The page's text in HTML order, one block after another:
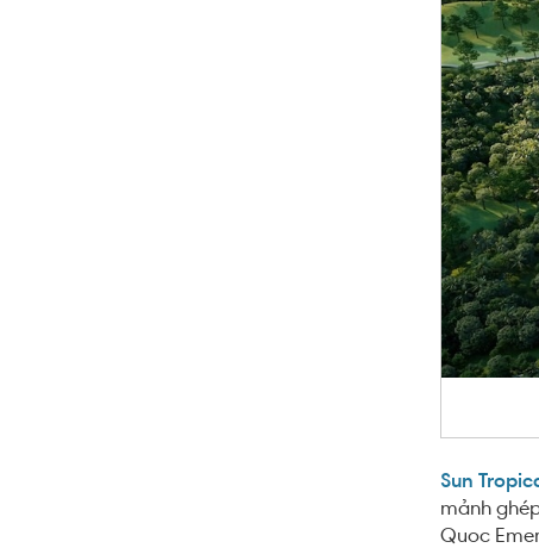
Sun
mảnh
Quoc